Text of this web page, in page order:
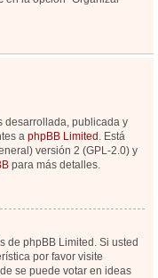
desarrollada, publicada y
a phpBB Limited . Está
versión 2 (GPL-2.0) y
para más detalles.
de phpBB Limited. Si usted
por favor visite
se puede votar en ideas